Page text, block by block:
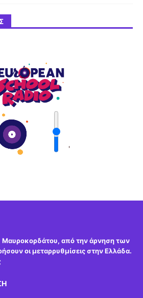
'
Μαυροκορδάτου, από την άρνηση των
οι μεταρρυθμίσεις στην Ελλάδα.